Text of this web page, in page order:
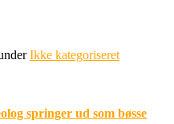
Ikke kategoriseret
springer ud som bøsse